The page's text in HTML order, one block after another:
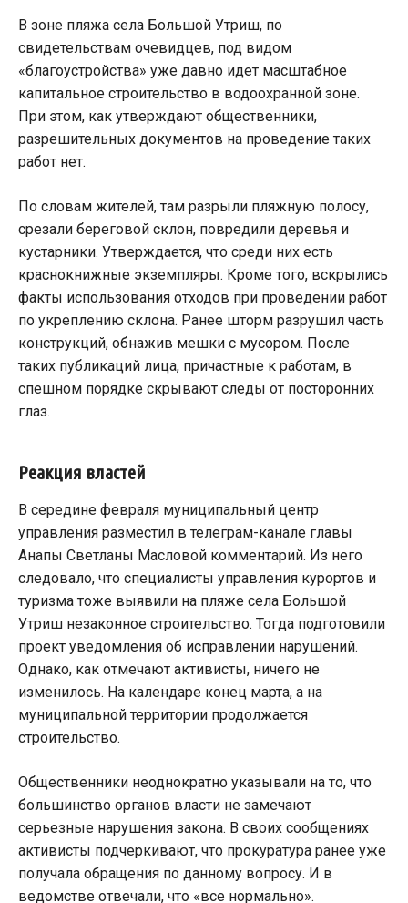
В зоне пляжа села Большой Утриш, по
свидетельствам очевидцев, под видом
«благоустройства» уже давно идет масштабное
капитальное строительство в водоохранной зоне.
При этом, как утверждают общественники,
разрешительных документов на проведение таких
работ нет.
По словам жителей, там разрыли пляжную полосу,
срезали береговой склон, повредили деревья и
кустарники. Утверждается, что среди них есть
краснокнижные экземпляры. Кроме того, вскрылись
факты использования отходов при проведении работ
по укреплению склона. Ранее шторм разрушил часть
конструкций, обнажив мешки с мусором. После
таких публикаций лица, причастные к работам, в
спешном порядке скрывают следы от посторонних
глаз.
Реакция властей
В середине февраля муниципальный центр
управления разместил в телеграм-канале главы
Анапы Светланы Масловой комментарий. Из него
следовало, что специалисты управления курортов и
туризма тоже выявили на пляже села Большой
Утриш незаконное строительство. Тогда подготовили
проект уведомления об исправлении нарушений.
Однако, как отмечают активисты, ничего не
изменилось. На календаре конец марта, а на
муниципальной территории продолжается
строительство.
Общественники неоднократно указывали на то, что
большинство органов власти не замечают
серьезные нарушения закона. В своих сообщениях
активисты подчеркивают, что прокуратура ранее уже
получала обращения по данному вопросу. И в
ведомстве отвечали, что «все нормально».